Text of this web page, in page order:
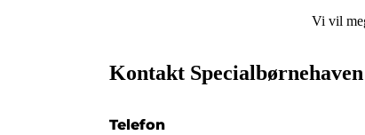
Vi vil
Kontakt
Telefon